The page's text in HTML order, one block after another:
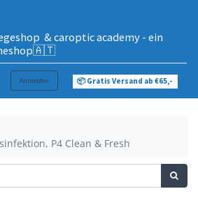
& caroptic academy - ein
Anmelden 📦 Gratis Versand ab €65,-
P4 Clean & Fresh